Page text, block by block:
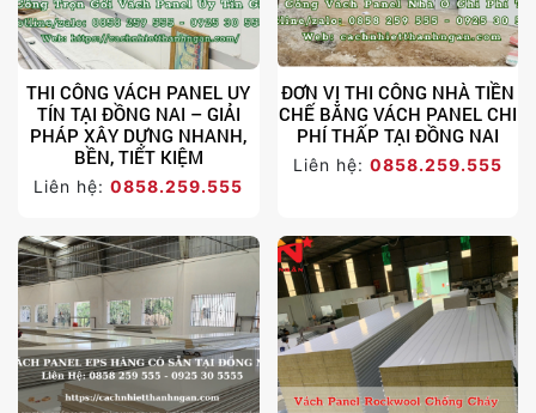
THI CÔNG VÁCH PANEL UY
TÍN TẠI ĐỒNG NAI – GIẢI
PHÁP XÂY DỰNG NHANH,
BỀN, TIẾT KIỆM
Liên hệ:0858.259.555
ĐƠN VỊ THI CÔNG NHÀ TIỀN
CHẾ BẰNG VÁCH PANEL CHI
PHÍ THẤP TẠI ĐỒNG NAI
Liên hệ: 0858.259.555